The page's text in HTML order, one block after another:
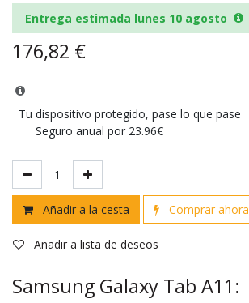
Entrega estimada lunes 10 agosto
176,82 €
Tu dispositivo protegido, pase lo que pase
Seguro anual por 23.96€
Añadir a la cesta Comprar ahora
Añadir a lista de deseos
Samsung Galaxy Tab A11: